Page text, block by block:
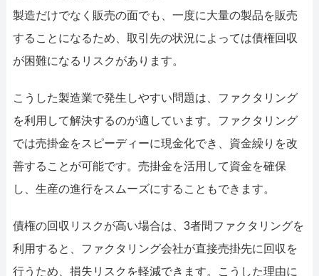
製造だけでなく販売の面でも、一度に大量の製品を販売
することになるため、取引先の状況によっては債権回収
が困難になるリスクがあります。
こうした製造業で発生しやすい問題は、ファクタリング
を利用して解決するのが適しています。ファクタリング
では売掛金をスピーディーに現金化でき、資金繰りを改
善することが可能です。売掛金を活用して資金を確保
し、生産の進行をスムーズにすることもできます。
債権の回収リスクが高い場合は、3者間ファクタリングを
利用すると、ファクタリング会社が直接売掛先に回収を
行うため、損失リスクを軽減できます。こうした理由に